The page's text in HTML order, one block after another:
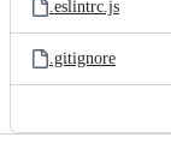
.eslintrc.js
.gitignore